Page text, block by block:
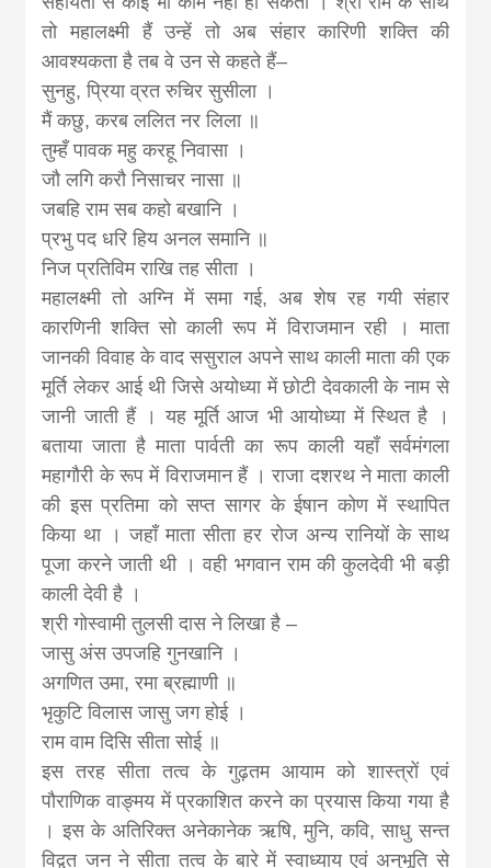
तो महालक्ष्मी हैं उन्हें तो अब संहार कारिणी शक्ति की
आवश्यकता है तब वे उन से कहते हैं–
सुनहु, प्रिया व्रत रुचिर सुसीला ।
मैं कछु, करब ललित नर लिला ॥
तुम्हँ पावक महु करहू निवासा ।
जौ लगि करौ निसाचर नासा ॥
जबहि राम सब कहो बखानि ।
प्रभु पद धरि हिय अनल समानि ॥
निज प्रतिविम राखि तह सीता ।
महालक्ष्मी तो अग्नि में समा गई, अब शेष रह गयी संहार
कारणिनी शक्ति सो काली रूप में विराजमान रही । माता
जानकी विवाह के वाद ससुराल अपने साथ काली माता की एक
मूर्ति लेकर आई थी जिसे अयोध्या में छोटी देवकाली के नाम से
जानी जाती हैं । यह मूर्ति आज भी आयोध्या में स्थित है ।
बताया जाता है माता पार्वती का रूप काली यहाँ सर्वमंगला
महागौरी के रूप में विराजमान हैं । राजा दशरथ ने माता काली
की इस प्रतिमा को सप्त सागर के ईषान कोण में स्थापित
किया था । जहाँ माता सीता हर रोज अन्य रानियों के साथ
पूजा करने जाती थी । वही भगवान राम की कुलदेवी भी बड़ी
काली देवी है ।
श्री गोस्वामी तुलसी दास ने लिखा है –
जासु अंस उपजहि गुनखानि ।
अगणित उमा, रमा ब्रह्माणी ॥
भृकुटि विलास जासु जग होई ।
राम वाम दिसि सीता सोई ॥
इस तरह सीता तत्व के गुढ़तम आयाम को शास्त्रों एवं
पौराणिक वाङ्मय में प्रकाशित करने का प्रयास किया गया है
। इस के अतिरिक्त अनेकानेक ऋषि, मुनि, कवि, साधु सन्त
विद्वत जन ने सीता तत्व के बारे में स्वाध्याय एवं अनुभूति से